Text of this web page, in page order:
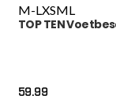
M-LXSML
TOP TEN
59.99